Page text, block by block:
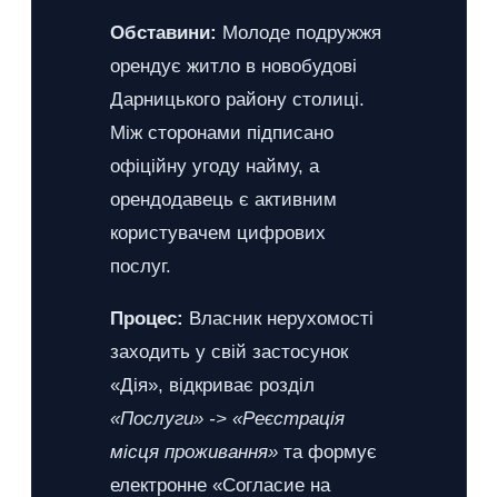
Обставини: Молоде подружжя
орендує житло в новобудові
Дарницького району столиці.
Між сторонами підписано
офіційну угоду найму, а
орендодавець є активним
користувачем цифрових
послуг.
Процес: Власник нерухомості
заходить у свій застосунок
«Дія», відкриває розділ
«Послуги» -> «Реєстрація
місця проживання» та формує
електронне «Согласие на